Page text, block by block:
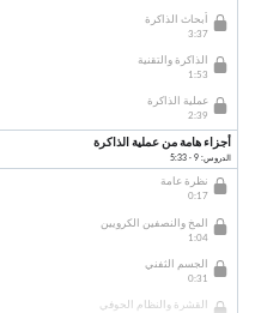
أبحاث الذاكرة
3:37
الذاكرة والتقنية
1:53
عملية الذاكرة
2:39
أجزاء هامة من عملية الذاكرة
الدروس: 9 · 5:33
نظرة عامة
0:17
المخ والنصفين الكرويين
1:04
الجسم الثفني
0:31
القشرة والنظام الحوفي